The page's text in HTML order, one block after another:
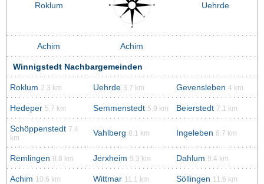
Roklum Uehrde
Achim Achim
Winnigstedt Nachbargemeinden
Roklum 2.3 km Uehrde 3.7 km Gevensleben 4 km
Hedeper 5.7 km Semmenstedt 5.9 km Beierstedt 7.1 km
Schöppenstedt 7.4
km
Vahlberg 8.1 km Ingeleben 8.7 km
Remlingen 8.8 km Jerxheim 9.3 km Dahlum 9.4 km
Achim 10.6 km Wittmar 11.1 km Söllingen 11.6 km